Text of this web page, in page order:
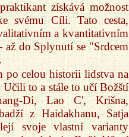
získává možnost
svému Cíli. Tato cesta,
a kvantitativním
do Splynutí se "Srdcem
po celou historii lidstva na
to a stále to učí Božští
Di, Lao C', Krišna,
z Haidakhanu, Satja
svoje vlastní varianty